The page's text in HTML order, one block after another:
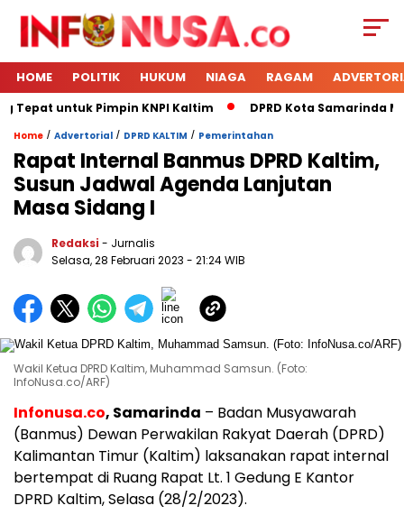
HOME POLITIK HUKUM NIAGA RAGAM
Tepat untuk Pimpin KNPI Kaltim DPRD Kota Samarinda
Home / Advertorial / DPRD KALTIM / Pemerintahan
Rapat Internal Banmus DPRD Kaltim,
Susun Jadwal Agenda Lanjutan
Masa Sidang I
Redaksi - Jurnalis
Selasa, 28 Februari 2023 - 21:24 WIB
Wakil Ketua DPRD Kaltim, Muhammad Samsun. (Foto:
InfoNusa.co/ARF)
Infonusa.co, Samarinda – Badan Musyawarah
(Banmus) Dewan Perwakilan Rakyat Daerah (DPRD)
Kalimantan Timur (Kaltim) laksanakan rapat internal
bertempat di Ruang Rapat Lt. 1 Gedung E Kantor
DPRD Kaltim, Selasa (28/2/2023).